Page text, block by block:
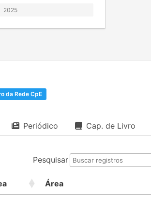
da Rede CpE
Periódico Cap. de Livro
Pesquisar
Área